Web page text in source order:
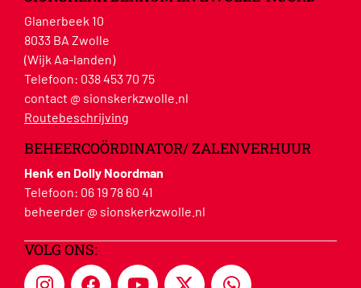
Glanerbeek 10
8033 BA Zwolle
(Wijk Aa-landen)
Telefoon: 038 453 70 75
contact @ sionskerkzwolle.nl
Routebeschrijving
BEHEERCOÖRDINATOR/ ZALENVERHUUR
Henk en Dolly Noordman
Telefoon: 06 19 78 60 41
beheerder @ sionskerkzwolle.nl
VOLG ONS: